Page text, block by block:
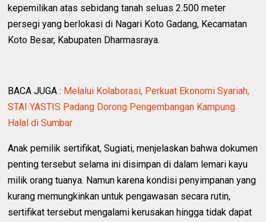
kepemilikan atas sebidang tanah seluas 2.500 meter
persegi yang berlokasi di Nagari Koto Gadang, Kecamatan
Koto Besar, Kabupaten Dharmasraya.
BACA JUGA : Melalui Kolaborasi, Perkuat Ekonomi Syariah,
STAI YASTIS Padang Dorong Pengembangan Kampung
Halal di Sumbar
Anak pemilik sertifikat, Sugiati, menjelaskan bahwa dokumen
penting tersebut selama ini disimpan di dalam lemari kayu
milik orang tuanya. Namun karena kondisi penyimpanan yang
kurang memungkinkan untuk pengawasan secara rutin,
sertifikat tersebut mengalami kerusakan hingga tidak dapat